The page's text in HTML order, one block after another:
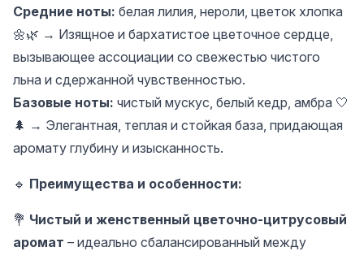
Средние ноты: белая лилия, нероли, цветок хлопка
🌼🌿 → Изящное и бархатистое цветочное сердце,
вызывающее ассоциации со свежестью чистого
льна и сдержанной чувственностью.
Базовые ноты: чистый мускус, белый кедр, амбра 🤍
🌲 → Элегантная, теплая и стойкая база, придающая
аромату глубину и изысканность.
🔹 Преимущества и особенности:
💐 Чистый и женственный цветочно-цитрусовый
аромат – идеально сбалансированный между